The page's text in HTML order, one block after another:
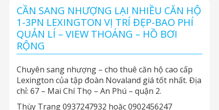
CẦN SANG NHƯỢNG LẠI NHIỀU CĂN HỘ
1-3PN LEXINGTON VỊ TRÍ ĐẸP-BAO PHÍ
QUẢN LÍ – VIEW THOÁNG – HỒ BƠI
RỘNG
Chuyên sang nhượng – cho thuê căn hộ cao cấp
Lexington của tập đoàn Novaland giá tốt nhất. Địa
chỉ: 67 – Mai Chí Thọ – An Phú – quận 2.
Thùy Trang 0937247932 hoặc 0902456247